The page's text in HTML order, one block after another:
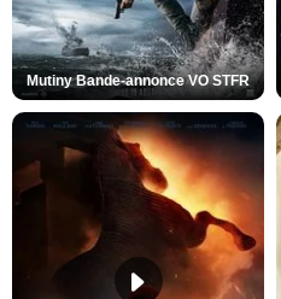
Mutiny Bande-annonce VO STFR